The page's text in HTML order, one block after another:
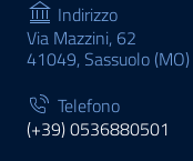
Indirizzo
Via Mazzini, 62
41049, Sassuolo (MO)
Telefono
(+39) 0536880501